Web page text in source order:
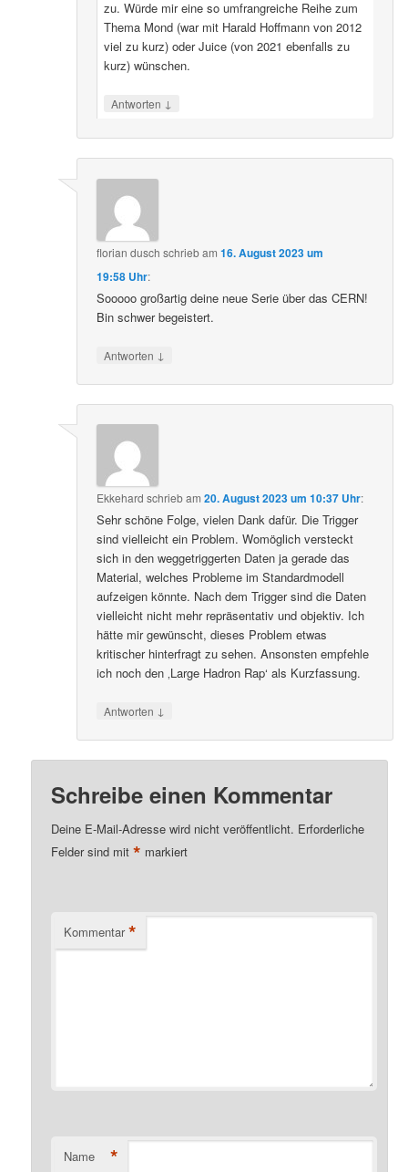
zu. Würde mir eine so umfrangreiche Reihe zum
Thema Mond (war mit Harald Hoffmann von 2012
viel zu kurz) oder Juice (von 2021 ebenfalls zu
kurz) wünschen.
Antworten ↓
florian dusch schriebam16. August 2023 um
19:58 Uhr:
Sooooo großartig deine neue Serie über das CERN!
Bin schwer begeistert.
Antworten ↓
Ekkehard schriebam20. August 2023 um 10:37 Uhr:
Sehr schöne Folge, vielen Dank dafür. Die Trigger
sind vielleicht ein Problem. Womöglich versteckt
sich in den weggetriggerten Daten ja gerade das
Material, welches Probleme im Standardmodell
aufzeigen könnte. Nach dem Trigger sind die Daten
vielleicht nicht mehr repräsentativ und objektiv. Ich
hätte mir gewünscht, dieses Problem etwas
kritischer hinterfragt zu sehen. Ansonsten empfehle
ich noch den ‚Large Hadron Rap‘ als Kurzfassung.
Antworten ↓
Schreibe einen Kommentar
Deine E-Mail-Adresse wird nicht veröffentlicht. Erforderliche
Felder sind mit* markiert
Kommentar *
Name *